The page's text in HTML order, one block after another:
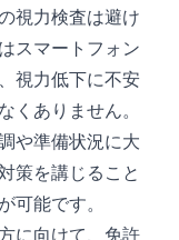
視力検査は避け
スマートフォン
視力低下に不安
くありません。
や準備状況に大
策を講じること
可能です。
に向けて、免許